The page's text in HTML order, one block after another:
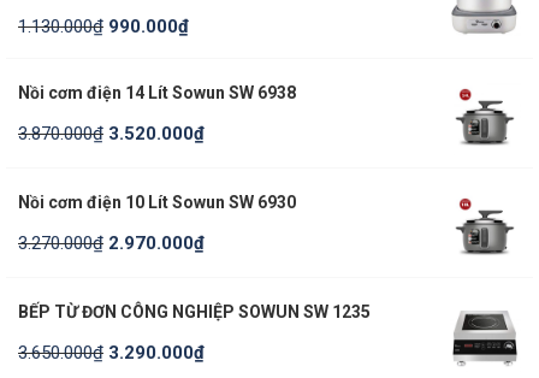
1.130.000₫ 990.000₫
Nồi cơm điện 14 Lít Sowun SW 6938
3.870.000₫ 3.520.000₫
Nồi cơm điện 10 Lít Sowun SW 6930
3.270.000₫ 2.970.000₫
BẾP TỪ ĐƠN CÔNG NGHIỆP SOWUN SW 1235
3.650.000₫ 3.290.000₫